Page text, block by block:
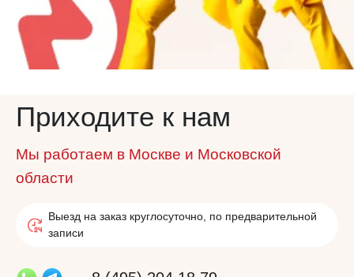
Приходите к нам
Мы работаем в Москве и Московской
области
Выезд на заказ круглосуточно, по предварительной
записи